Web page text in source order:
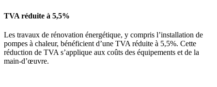
TVA réduite à 5,5%
Les travaux de rénovation énergétique, y compris l’installation de
pompes à chaleur, bénéficient d’une TVA réduite à 5,5%. Cette
réduction de TVA s’applique aux coûts des équipements et de la
main-d’œuvre.